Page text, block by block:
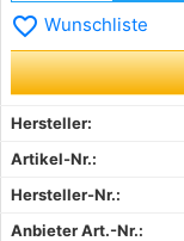
favorite_border Wunschliste
Hersteller:
Artikel-Nr.:
Hersteller-Nr.:
Anbieter Art.-Nr.: